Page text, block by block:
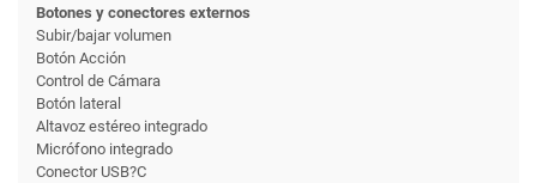
Botones y conectores externos
Subir/bajar volumen
Botón Acción
Control de Cámara
Botón lateral
Altavoz estéreo integrado
Micrófono integrado
Conector USB?C